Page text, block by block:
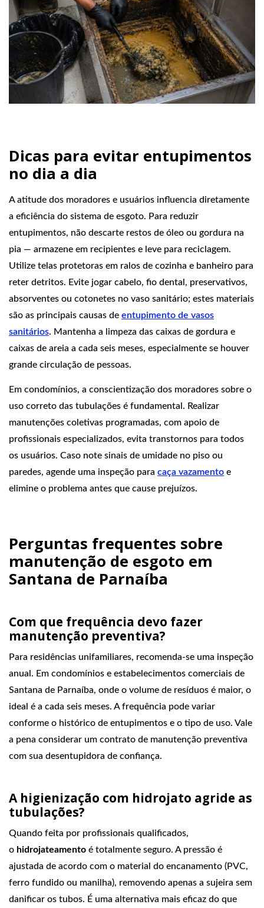
Dicas para evitar entupimentos
no dia a dia
A atitude dos moradores e usuários influencia diretamente
a eficiência do sistema de esgoto. Para reduzir
entupimentos, não descarte restos de óleo ou gordura na
pia — armazene em recipientes e leve para reciclagem.
Utilize telas protetoras em ralos de cozinha e banheiro para
reter detritos. Evite jogar cabelo, fio dental, preservativos,
absorventes ou cotonetes no vaso sanitário; estes materiais
são as principais causas de entupimento de vasos
sanitários. Mantenha a limpeza das caixas de gordura e
caixas de areia a cada seis meses, especialmente se houver
grande circulação de pessoas.
Em condomínios, a conscientização dos moradores sobre o
uso correto das tubulações é fundamental. Realizar
manutenções coletivas programadas, com apoio de
profissionais especializados, evita transtornos para todos
os usuários. Caso note sinais de umidade no piso ou
paredes, agende uma inspeção para caça vazamento e
elimine o problema antes que cause prejuízos.
Perguntas frequentes sobre
manutenção de esgoto em
Santana de Parnaíba
Com que frequência devo fazer
manutenção preventiva?
Para residências unifamiliares, recomenda‑se uma inspeção
anual. Em condomínios e estabelecimentos comerciais de
Santana de Parnaíba, onde o volume de resíduos é maior, o
ideal é a cada seis meses. A frequência pode variar
conforme o histórico de entupimentos e o tipo de uso. Vale
a pena considerar um contrato de manutenção preventiva
com sua desentupidora de confiança.
A higienização com hidrojato agride as
tubulações?
Quando feita por profissionais qualificados,
o hidrojateamento é totalmente seguro. A pressão é
ajustada de acordo com o material do encanamento (PVC,
ferro fundido ou manilha), removendo apenas a sujeira sem
danificar os tubos. É uma alternativa mais eficaz do que